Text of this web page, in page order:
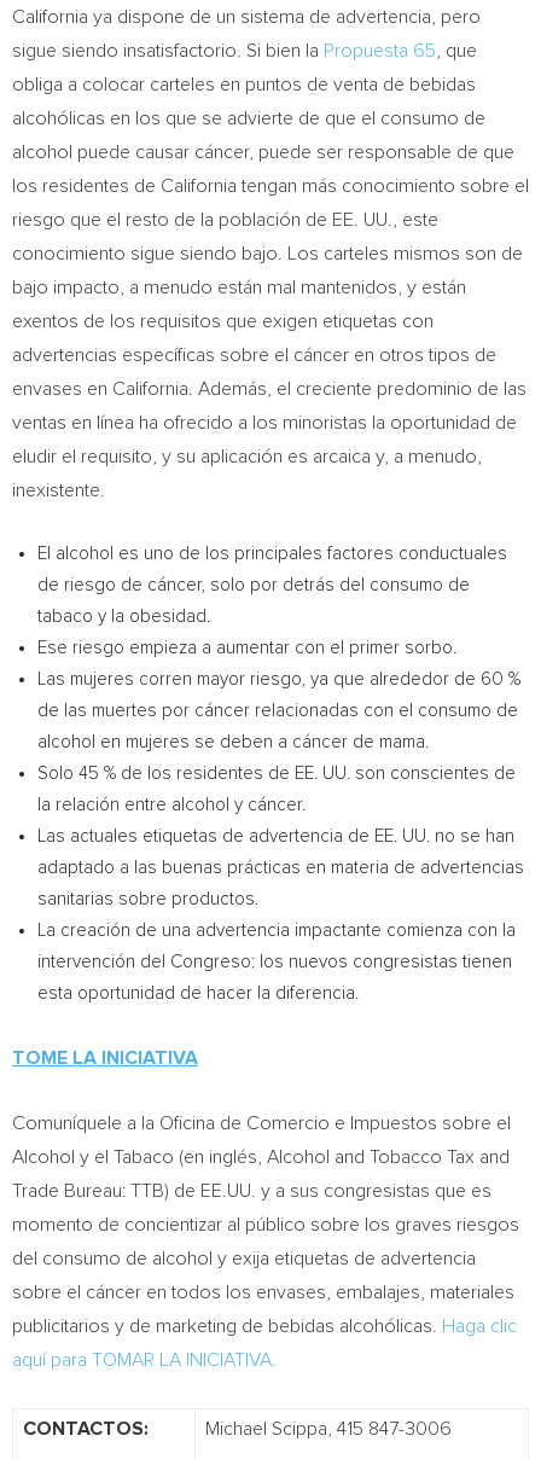
California ya dispone de un sistema de advertencia, pero
sigue siendo insatisfactorio. Si bien la Propuesta 65 , que
obliga a colocar carteles en puntos de venta de bebidas
alcohólicas en los que se advierte de que el consumo de
alcohol puede causar cáncer, puede ser responsable de que
los residentes de California tengan más conocimiento sobre el
riesgo que el resto de la población de EE. UU., este
conocimiento sigue siendo bajo. Los carteles mismos son de
bajo impacto, a menudo están mal mantenidos, y están
exentos de los requisitos que exigen etiquetas con
advertencias específicas sobre el cáncer en otros tipos de
envases en California . Además, el creciente predominio de las
ventas en línea ha ofrecido a los minoristas la oportunidad de
eludir el requisito, y su aplicación es arcaica y, a menudo,
inexistente.
El alcohol es uno de los principales factores conductuales
de riesgo de cáncer, solo por detrás del consumo de
tabaco y la obesidad.
Ese riesgo empieza a aumentar con el primer sorbo.
Las mujeres corren mayor riesgo, ya que alrededor de 60 %
de las muertes por cáncer relacionadas con el consumo de
alcohol en mujeres se deben a cáncer de mama.
Solo 45 % de los residentes de EE. UU. son conscientes de
la relación entre alcohol y cáncer.
Las actuales etiquetas de advertencia de EE. UU. no se han
adaptado a las buenas prácticas en materia de advertencias
sanitarias sobre productos.
La creación de una advertencia impactante comienza con la
intervención del Congreso: los nuevos congresistas tienen
esta oportunidad de hacer la diferencia.
TOME LA INICIATIVA
Comuníquele a la Oficina de Comercio e Impuestos sobre el
Alcohol y el Tabaco (en inglés, Alcohol and Tobacco Tax and
Trade Bureau: TTB) de EE.UU. y a sus congresistas que es
momento de concientizar al público sobre los graves riesgos
del consumo de alcohol y exija etiquetas de advertencia
sobre el cáncer en todos los envases, embalajes, materiales
publicitarios y de marketing de bebidas alcohólicas.
Haga clic
aquí para TOMAR LA INICIATIVA.
CONTACTOS: Michael Scippa, 415 847-3006